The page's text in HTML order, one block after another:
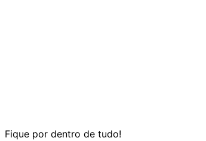
Fique por dentro de tudo!